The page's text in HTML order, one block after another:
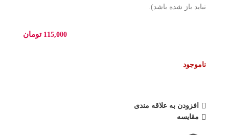
نباید باز شده باشد).
115,000 تومان
ناموجود
افزودن به علاقه مندی
مقایسه